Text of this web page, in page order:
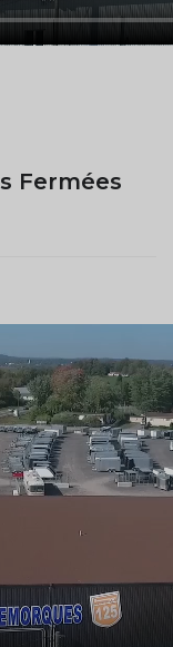
Fermées